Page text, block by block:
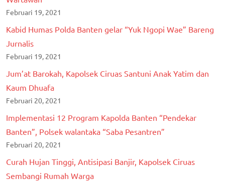
Februari 19, 2021
Kabid Humas Polda Banten gelar “Yuk Ngopi Wae” Bareng
Jurnalis
Februari 19, 2021
Jum’at Barokah, Kapolsek Ciruas Santuni Anak Yatim dan
Kaum Dhuafa
Februari 20, 2021
Implementasi 12 Program Kapolda Banten “Pendekar
Banten”, Polsek walantaka “Saba Pesantren”
Februari 20, 2021
Curah Hujan Tinggi, Antisipasi Banjir, Kapolsek Ciruas
Sembangi Rumah Warga